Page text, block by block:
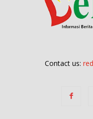
Contact us: